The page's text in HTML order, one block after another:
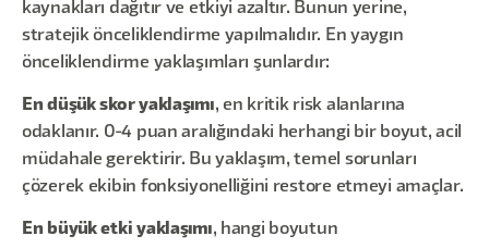
kaynakları dağıtır ve etkiyi azaltır. Bunun yerine,
stratejik önceliklendirme yapılmalıdır. En yaygın
önceliklendirme yaklaşımları şunlardır:
En düşük skor yaklaşımı, en kritik risk alanlarına
odaklanır. 0-4 puan aralığındaki herhangi bir boyut, acil
müdahale gerektirir. Bu yaklaşım, temel sorunları
çözerek ekibin fonksiyonelliğini restore etmeyi amaçlar.
En büyük etki yaklaşımı, hangi boyutun